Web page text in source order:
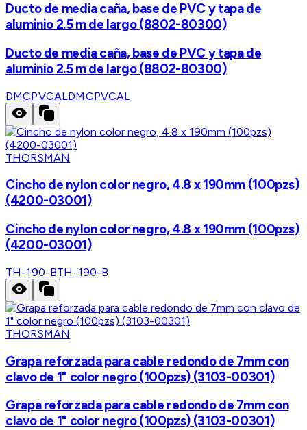
Ducto de media caña, base de PVC y tapa de
aluminio 2.5 m de largo (8802-80300)
Ducto de media caña, base de PVC y tapa de
aluminio 2.5 m de largo (8802-80300)
DMCPVCALDMCPVCAL
THORSMAN
Cincho de nylon color negro, 4.8 x 190mm (100pzs)
(4200-03001)
Cincho de nylon color negro, 4.8 x 190mm (100pzs)
(4200-03001)
TH-190-BTH-190-B
THORSMAN
Grapa reforzada para cable redondo de 7mm con
clavo de 1" color negro (100pzs) (3103-00301)
Grapa reforzada para cable redondo de 7mm con
clavo de 1" color negro (100pzs) (3103-00301)